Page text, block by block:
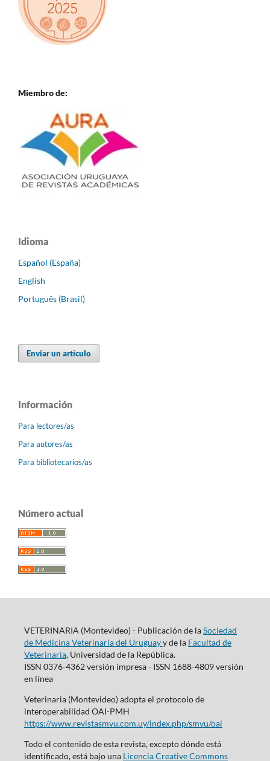
Miembro de:
Idioma
Español (España)
English
Português (Brasil)
Enviar un artículo
Información
Para lectores/as
Para autores/as
Para bibliotecarios/as
Número actual
VETERINARIA (Montevideo) - Publicación de laSociedad
de Medicina Veterinaria del Uruguayy de la Facultad de
Veterinaria, Universidad de la República.
ISSN 0376-4362 versión impresa - ISSN 1688-4809 versión
en línea
Veterinaria (Montevideo) adopta el protocolo de
interoperabilidad OAI-PMH
https://www.revistasmvu.com.uy/index.php/smvu/oai
Todo el contenido de esta revista, excepto dónde está
identificado, está bajo una Licencia Creative Commons